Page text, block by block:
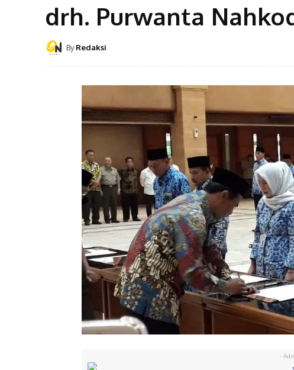
drh. Purwanta
By Redaksi
-